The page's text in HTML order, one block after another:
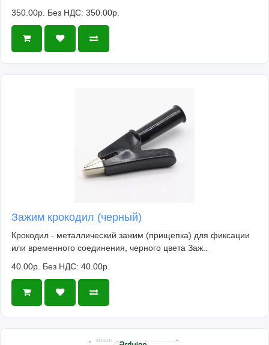
350.00р. Без НДС: 350.00р.
Зажим крокодил (черный)
Крокодил - металлический зажим (прищепка) для фиксации
или временного соединения, черного цвета Заж..
40.00р. Без НДС: 40.00р.